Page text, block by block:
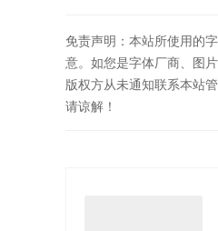
免责声明：本站所使用的
意。如您是字体厂商、图
版权方从未通知联系本站
请谅解！